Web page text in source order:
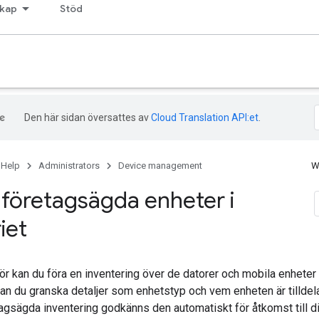
Stöd
Den här sidan översattes avCloud Translation API:et
Administrators Device management
enheter i
kan du föra en inventering över de datorer och mobila
du granska detaljer som enhetstyp och vem enheten är
inventering godkänns den automatiskt för åtkomst till